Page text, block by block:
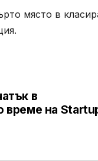
място в
в
време на